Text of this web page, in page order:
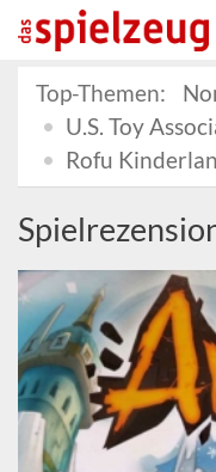
Top-Themen:
U.S. Toy
Rofu